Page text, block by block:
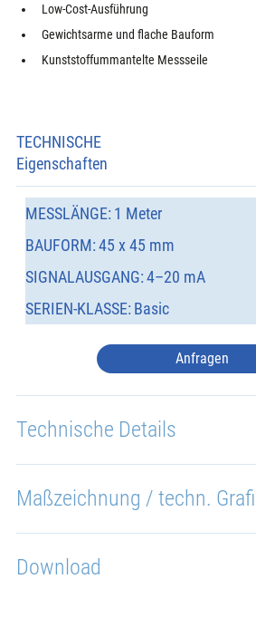
Low-Cost-Ausführung
Gewichtsarme und flache Bauform
Kunststoffummantelte Messseile
TECHNISCHE
Eigenschaften
MESSLÄNGE: 1 Meter
BAUFORM: 45 x 45 mm
SIGNALAUSGANG: 4–20 mA
SERIEN-KLASSE: Basic
Anfragen
Technische Details
Maßzeichnung / techn.
Download